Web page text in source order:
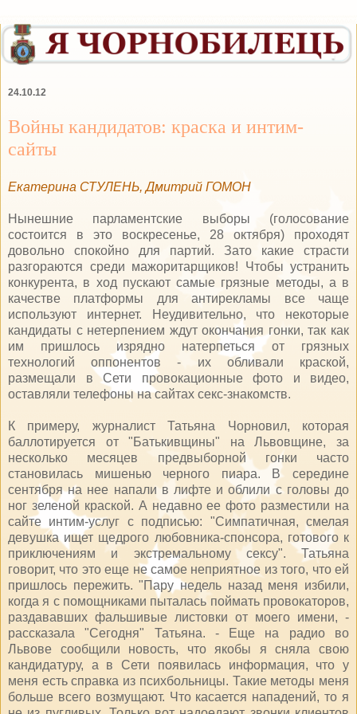
24.10.12
Войны кандидатов: краска и интим-
сайты
Екатерина СТУЛЕНЬ, Дмитрий ГОМОН
Нынешние парламентские выборы (голосование
состоится в это воскресенье, 28 октября) проходят
довольно спокойно для партий. Зато какие страсти
разгораются среди мажоритарщиков! Чтобы устранить
конкурента, в ход пускают самые грязные методы, а в
качестве платформы для антирекламы все чаще
используют интернет. Неудивительно, что некоторые
кандидаты с нетерпением ждут окончания гонки, так как
им пришлось изрядно натерпеться от грязных
технологий оппонентов - их обливали краской,
размещали в Сети провокационные фото и видео,
оставляли телефоны на сайтах секс-знакомств.
К примеру, журналист Татьяна Чорновил, которая
баллотируется от "Батькивщины" на Львовщине, за
несколько месяцев предвыборной гонки часто
становилась мишенью черного пиара. В середине
сентября на нее напали в лифте и облили с головы до
ног зеленой краской. А недавно ее фото разместили на
сайте интим-услуг с подписью: "Симпатичная, смелая
девушка ищет щедрого любовника-спонсора, готового к
приключениям и экстремальному сексу". Татьяна
говорит, что это еще не самое неприятное из того, что ей
пришлось пережить. "Пару недель назад меня избили,
когда я с помощниками пыталась поймать провокаторов,
раздававших фальшивые листовки от моего имени, -
рассказала "Сегодня" Татьяна. - Еще на радио во
Львове сообщили новость, что якобы я сняла свою
кандидатуру, а в Сети появилась информация, что у
меня есть справка из психбольницы. Такие методы меня
больше всего возмущают. Что касается нападений, то я